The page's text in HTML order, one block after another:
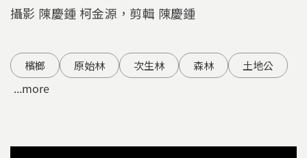
攝影 陳慶鍾 柯金源，剪輯 陳慶鍾
檳榔 原始林 次生林 森林 土地公
...more